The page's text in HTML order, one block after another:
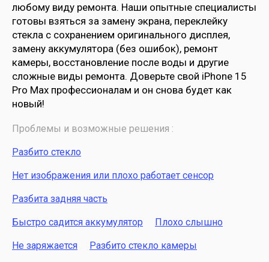
любому виду ремонта. Наши опытные специалисты
готовы взяться за замену экрана, переклейку
стекла с сохранением оригинального дисплея,
замену аккумулятора (без ошибок), ремонт
камеры, восстановление после воды и другие
сложные виды ремонта. Доверьте свой iPhone 15
Pro Max профессионалам и он снова будет как
новый!
Проблемы и возможные решения :
Разбито стекло
Нет изображения или плохо работает сенсор
Разбита задняя часть
Быстро садится аккумулятор Плохо слышно
Не заряжается Разбито стекло камеры